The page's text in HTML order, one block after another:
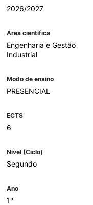
2026/2027
Área científica
Engenharia e Gestão
Industrial
Modo de ensino
PRESENCIAL
ECTS
6
Nível (Ciclo)
Segundo
Ano
1º